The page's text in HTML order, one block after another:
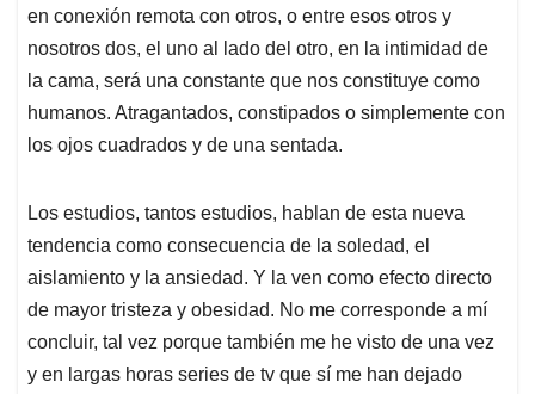
en conexión remota con otros, o entre esos otros y
nosotros dos, el uno al lado del otro, en la intimidad de
la cama, será una constante que nos constituye como
humanos. Atragantados, constipados o simplemente con
los ojos cuadrados y de una sentada.
Los estudios, tantos estudios, hablan de esta nueva
tendencia como consecuencia de la soledad, el
aislamiento y la ansiedad. Y la ven como efecto directo
de mayor tristeza y obesidad. No me corresponde a mí
concluir, tal vez porque también me he visto de una vez
y en largas horas series de tv que sí me han dejado